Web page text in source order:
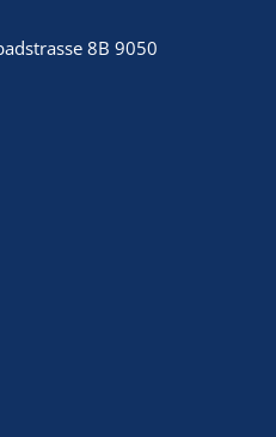
8B 9050